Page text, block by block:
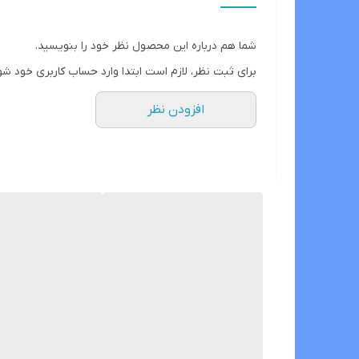
شما هم درباره این محصول نظر خود را بنویسید.
برای ثبت نظر، لازم است ابتدا وارد حساب کاربری خود
افزودن نظر